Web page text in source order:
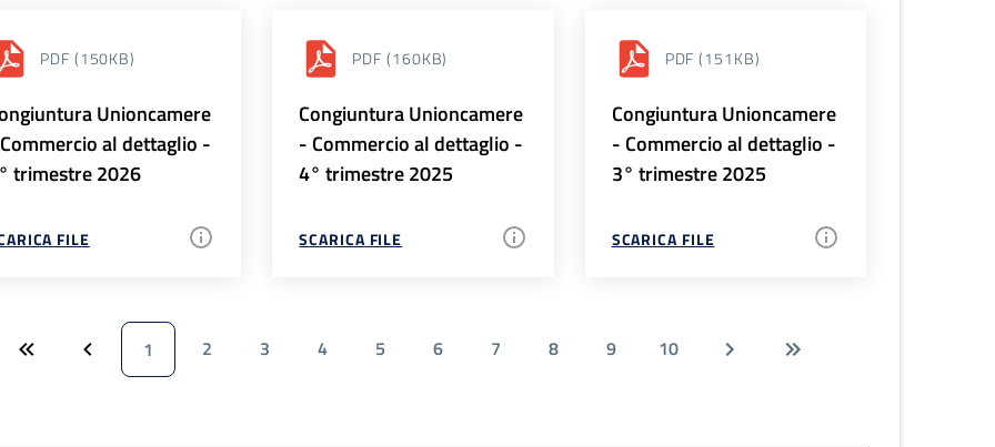
PDF (150KB)
Unioncamere
al dettaglio -
trimestre 2026
FILE
PDF (160KB)
Congiuntura Unioncamere
- Commercio al dettaglio -
4° trimestre 2025
SCARICA FILE
PDF (151KB)
Congiuntura Unioncamere
- Commercio al dettaglio -
3° trimestre 2025
SCARICA FILE
1 2 3 4 5 6 7 8 9 10